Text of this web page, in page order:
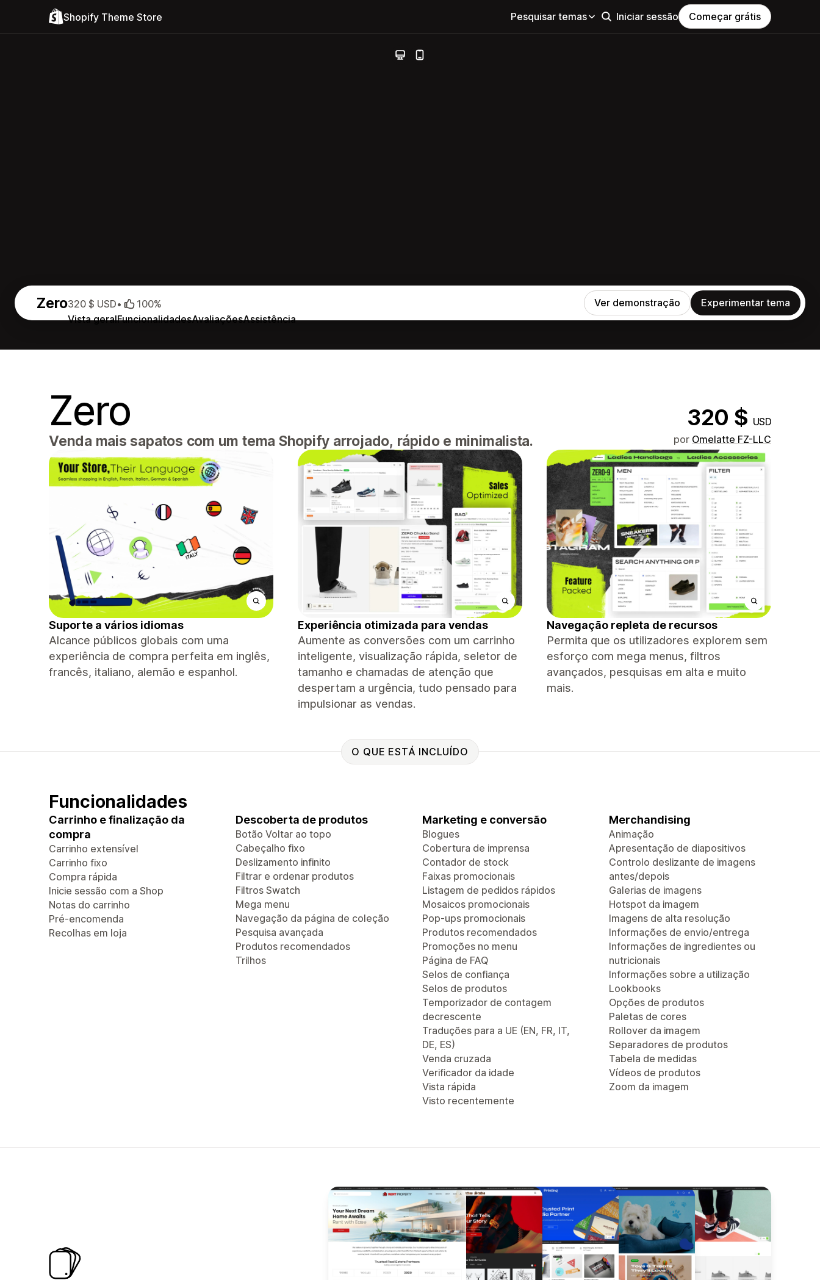
Shopify Theme Store Pesquisar temas Iniciar sessão Começar grátis
Zero
Vista geralFuncionalidadesAvaliaçõesAssistência
320 $ USD• 100% Ver demonstração Experimentar tema
Zero 320 $ USD
Venda mais sapatos com um tema Shopify arrojado, rápido e minimalista. por Omelatte FZ-LLC
Suporte a vários idiomas
Alcance públicos globais com uma
experiência de compra perfeita em inglês,
francês, italiano, alemão e espanhol.
Experiência otimizada para vendas
Aumente as conversões com um carrinho
inteligente, visualização rápida, seletor de
tamanho e chamadas de atenção que
despertam a urgência, tudo pensado para
impulsionar as vendas.
Navegação repleta de recursos
Permita que os utilizadores explorem sem
esforço com mega menus, filtros
avançados, pesquisas em alta e muito
mais.
O QUE ESTÁ INCLUÍDO
Funcionalidades
Carrinho e finalização da
compra
Carrinho extensível
Carrinho fixo
Compra rápida
Inicie sessão com a Shop
Notas do carrinho
Pré-encomenda
Recolhas em loja
Descoberta de produtos
Botão Voltar ao topo
Cabeçalho fixo
Deslizamento infinito
Filtrar e ordenar produtos
Filtros Swatch
Mega menu
Navegação da página de coleção
Pesquisa avançada
Produtos recomendados
Trilhos
Marketing e conversão
Blogues
Cobertura de imprensa
Contador de stock
Faixas promocionais
Listagem de pedidos rápidos
Mosaicos promocionais
Pop-ups promocionais
Produtos recomendados
Promoções no menu
Página de FAQ
Selos de confiança
Selos de produtos
Temporizador de contagem
decrescente
Traduções para a UE (EN, FR, IT,
DE, ES)
Venda cruzada
Verificador da idade
Vista rápida
Visto recentemente
Merchandising
Animação
Apresentação de diapositivos
Controlo deslizante de imagens
antes/depois
Galerias de imagens
Hotspot da imagem
Imagens de alta resolução
Informações de envio/entrega
Informações de ingredientes ou
nutricionais
Informações sobre a utilização
Lookbooks
Opções de produtos
Paletas de cores
Rollover da imagem
Separadores de produtos
Tabela de medidas
Vídeos de produtos
Zoom da imagem